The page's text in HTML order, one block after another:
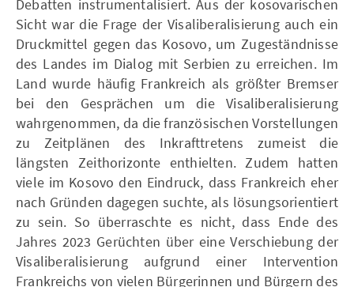
Debatten instrumentalisiert. Aus der kosovarischen
Sicht war die Frage der Visaliberalisierung auch ein
Druckmittel gegen das Kosovo, um Zugeständnisse
des Landes im Dialog mit Serbien zu erreichen. Im
Land wurde häufig Frankreich als größter Bremser
bei den Gesprächen um die Visaliberalisierung
wahrgenommen, da die französischen Vorstellungen
zu Zeitplänen des Inkrafttretens zumeist die
längsten Zeithorizonte enthielten. Zudem hatten
viele im Kosovo den Eindruck, dass Frankreich eher
nach Gründen dagegen suchte, als lösungsorientiert
zu sein. So überraschte es nicht, dass Ende des
Jahres 2023 Gerüchten über eine Verschiebung der
Visaliberalisierung aufgrund einer Intervention
Frankreichs von vielen Bürgerinnen und Bürgern des